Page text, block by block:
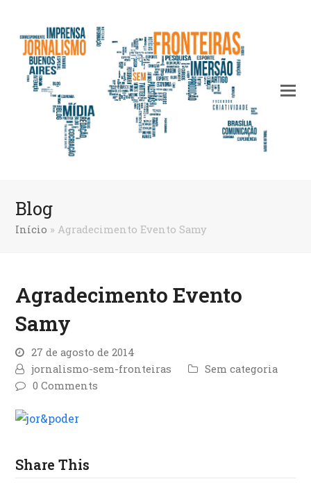
Blog
Início »Agradecimento Evento Samy
Agradecimento Evento
Samy
27 de agosto de 2014
jornalismo-sem-fronteiras
Sem categoria
0 Comments
Share This